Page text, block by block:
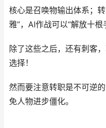
核心是召唤物输出体系；
雅”，AI作战可以“解放十根
除了这些之后，还有刺客
选择！
然而要注意转职是不可逆
免人物进步僵化。